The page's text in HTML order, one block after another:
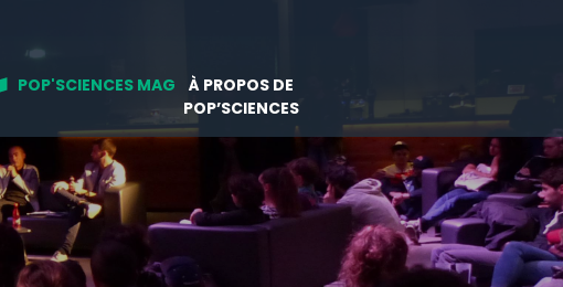
POP'SCIENCES MAG
À PROPOS DE
POP’SCIENCES